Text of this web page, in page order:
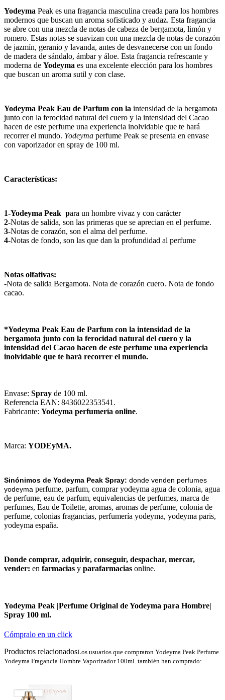
Yodeyma Peak es una fragancia masculina creada para los hombres
modernos que buscan un aroma sofisticado y audaz. Esta fragancia
se abre con una mezcla de notas de cabeza de bergamota, limón y
romero. Estas notas se suavizan con una mezcla de notas de corazón
de jazmín, geranio y lavanda, antes de desvanecerse con un fondo
de madera de sándalo, ámbary áloe. Esta fragancia refrescante y
moderna de Yodeyma es una excelente elección para los hombres
que buscan un aroma sutil y con clase.
Yodeyma Peak Eau de Parfum con la intensidad de la bergamota
junto con la ferocidad natural del cuero y la intensidad del Cacao
hacen de este perfume una experiencia inolvidable que te hará
recorrer el mundo. Yodeyma perfume Peak se presenta en envase
con vaporizador en spray de 100 ml.
Características:
1-Yodeyma Peak para un hombre vivaz y con carácter
2-Notas de salida, son las primeras que se aprecian en el perfume.
3-Notas de corazón, son el alma del perfume.
4-Notas de fondo, son las que dan la profundidad al perfume
Notas olfativas:
-Nota de salida Bergamota. Nota de corazón cuero. Nota de fondo
cacao.
*Yodeyma Peak Eau de Parfum con la intensidad de la
bergamota junto con la ferocidad natural del cuero y la
intensidad del Cacao hacen de este perfume una experiencia
inolvidable que te hará recorrer el mundo.
Envase: Spray de 100 ml.
Referencia EAN: 8436022353541.
Fabricante: Yodeyma perfumería online.
Marca: YODEyMA.
Sinónimos de Yodeyma Peak Spray: donde venden perfumes
yodeyma perfume, parfum, comprar yodeyma agua de colonia, agua
de perfume, eau de parfum, equivalencias de perfumes, marca de
perfumes, Eau de Toilette, aromas, aromas de perfume, colonia de
perfume, colonias fragancias, perfumería yodeyma, yodeyma paris,
yodeyma españa.
Donde comprar, adquirir, conseguir, despachar, mercar,
vender: en farmacias y parafarmacias online.
Yodeyma Peak |Perfume Original de Yodeyma para Hombre|
Spray 100 ml.
Cómpralo en un click
Productos relacionadosLos usuarios que compraron Yodeyma Peak Perfume
Yodeyma Fragancia Hombre Vaporizador 100ml. también han comprado: